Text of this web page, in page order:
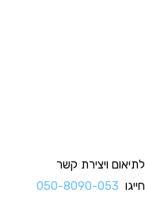
לתיאום ויצירת קשר
חייגו 050-8090-053